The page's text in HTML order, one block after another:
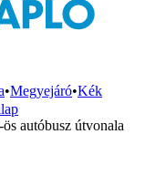
•Megyejáró•Kék
autóbusz útvonala